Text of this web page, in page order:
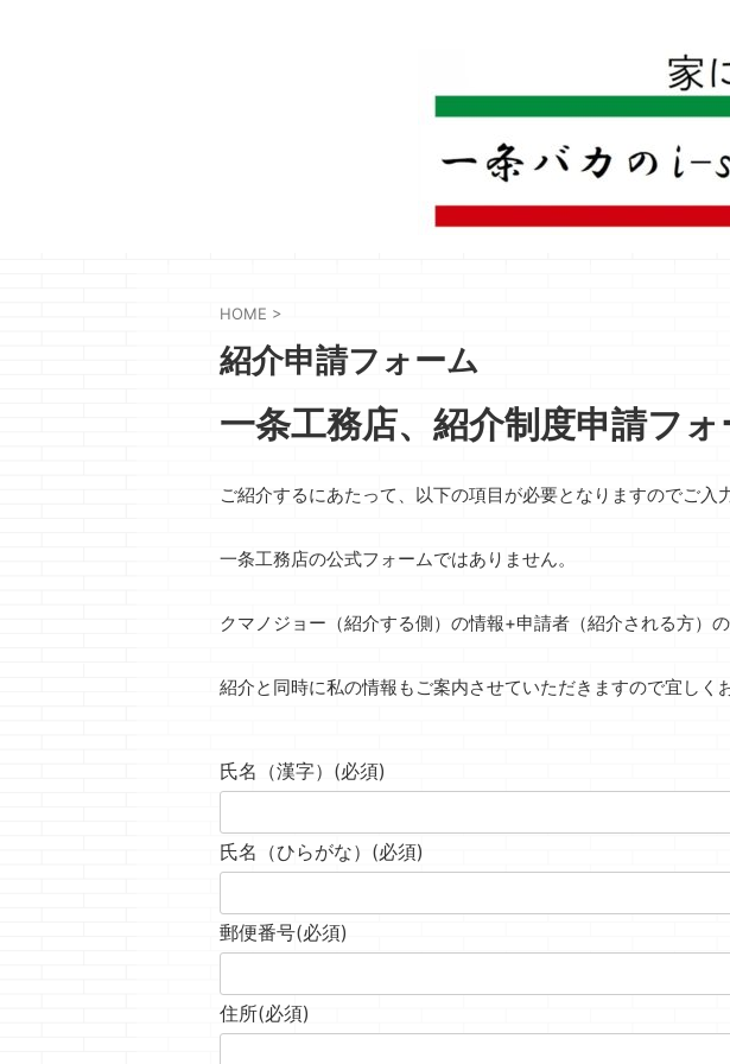
HOME >
紹介申請フォーム
一条工務店、紹介制度申請フォ
ご紹介するにあたって、以下の項目が必要となりますのでご入
一条工務店の公式フォームではありません。
クマノジョー（紹介する側）の情報+申請者（紹介される方）
紹介と同時に私の情報もご案内させていただきますので宜しく
氏名（漢字） (必須)
氏名（ひらがな） (必須)
郵便番号(必須)
住所(必須)